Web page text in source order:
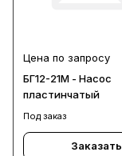
Цена по запросу
БГ12-21М - Насос
пластинчатый
Под заказ
Заказать